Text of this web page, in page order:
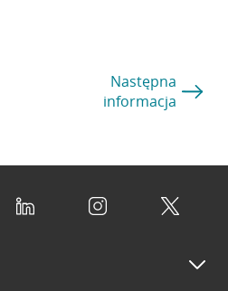
Następna
informacja